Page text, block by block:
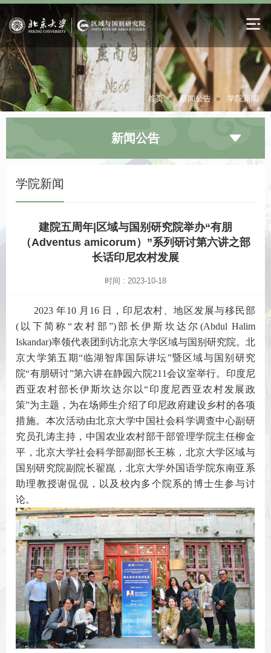
首页 » 新闻公告 » 学院新闻
新闻公告
学院新闻
建院五周年|区域与国别研究院举办“有朋
（Adventus amicorum）”系列研讨第六讲之部
长话印尼农村发展
时间 : 2023-10-18
2023 年10 月16 日，印尼农村、地区发展与移民部
(以下简称“农村部”)部长伊斯坎达尔(Abdul Halim
Iskandar)率领代表团到访北京大学区域与国别研究院。北
京大学第五期“临湖智库国际讲坛”暨区域与国别研究
院“有朋研讨”第六讲在静园六院211会议室举行。印度尼
西亚农村部长伊斯坎达尔以“印度尼西亚农村发展政
策”为主题，为在场师生介绍了印尼政府建设乡村的各项
措施。本次活动由北京大学中国社会科学调查中心副研
究员孔涛主持，中国农业农村部干部管理学院主任柳金
平，北京大学社会科学部副部长王栋，北京大学区域与
国别研究院副院长翟崑，北京大学外国语学院东南亚系
助理教授谢侃侃，以及校内多个院系的博士生参与讨
论。